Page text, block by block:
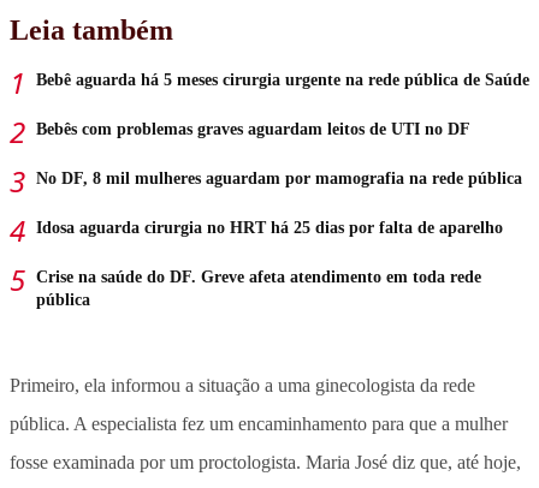
Leia também
Bebê aguarda há 5 meses cirurgia urgente na rede pública de Saúde
Bebês com problemas graves aguardam leitos de UTI no DF
No DF, 8 mil mulheres aguardam por mamografia na rede pública
Idosa aguarda cirurgia no HRT há 25 dias por falta de aparelho
Crise na saúde do DF. Greve afeta atendimento em toda rede
pública
Primeiro, ela informou a situação a uma ginecologista da rede
pública. A especialista fez um encaminhamento para que a mulher
fosse examinada por um proctologista. Maria José diz que, até hoje,